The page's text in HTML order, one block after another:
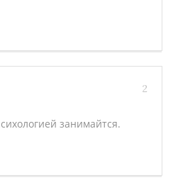
2
занимайтся.